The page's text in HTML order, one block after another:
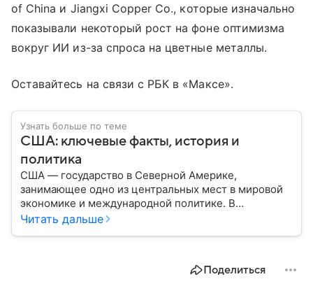
of China и Jiangxi Copper Co., которые изначально
показывали некоторый рост на фоне оптимизма
вокруг ИИ из-за спроса на цветные металлы.
Оставайтесь на связи с РБК в «Максе».
Узнать больше по теме
США: ключевые факты, история и
политика
США — государство в Северной Америке,
занимающее одно из центральных мест в мировой
экономике и международной политике. В
материале — основные сведения об этой стране.
Читать дальше
Поделиться